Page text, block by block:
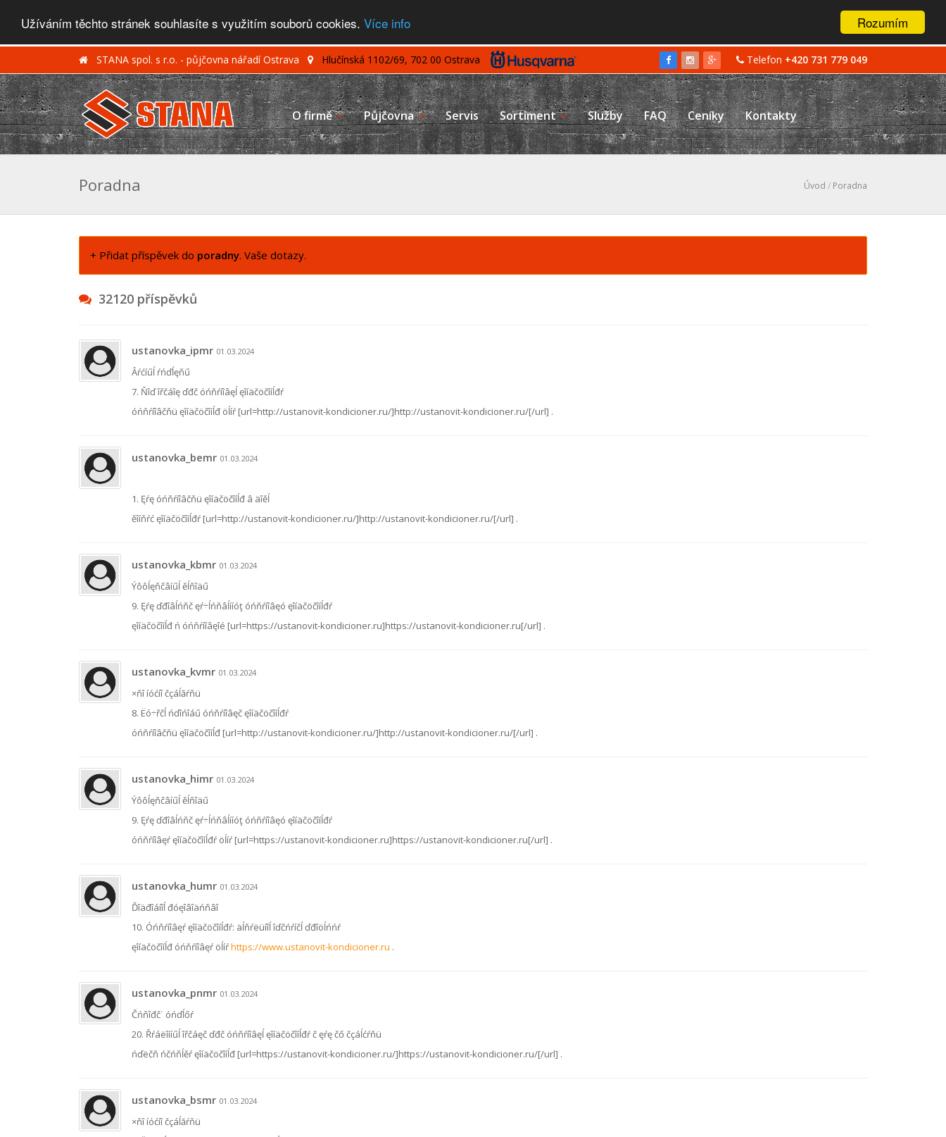
Rozumím
Užíváním těchto stránek souhlasíte s využitím souborů cookies. Více info
STANA spol. s r.o. - půjčovna nářadí Ostrava Hlučínská 1102/69, 702 00 Ostrava Telefon +420 731 779 049
O firmě Půjčovna Servis Sortiment Služby FAQ Ceníky Kontakty
Poradna Úvod / Poradna
+ Přidat příspěvek do poradny. Vaše dotazy.
32120 příspěvků
ustanovka_ipmr 01.03.2024
Âŕćíűĺ ŕńďĺęňű
7. Ňîď îřčáîę ďđč óńňŕíîâęĺ ęîíäčöčîíĺđŕ
óńňŕíîâčňü ęîíäčöčîíĺđ öĺíŕ [url=http://ustanovit-kondicioner.ru/]http://ustanovit-kondicioner.ru/[/url] .
ustanovka_bemr 01.03.2024
1. Ęŕę óńňŕíîâčňü ęîíäčöčîíĺđ â äîěĺ
ěîíňŕć ęîíäčöčîíĺđŕ [url=http://ustanovit-kondicioner.ru/]http://ustanovit-kondicioner.ru/[/url] .
ustanovka_kbmr 01.03.2024
Ýôôĺęňčâíűĺ ěĺňîäű
9. Ęŕę ďđîâĺńňč ęŕ÷ĺńňâĺííóţ óńňŕíîâęó ęîíäčöčîíĺđŕ
ęîíäčöčîíĺđ ń óńňŕíîâęîé [url=https://ustanovit-kondicioner.ru]https://ustanovit-kondicioner.ru[/url] .
ustanovka_kvmr 01.03.2024
×ňî íóćíî čçáĺăŕňü
8. Ëó÷řčĺ ńďîńîáű óńňŕíîâęč ęîíäčöčîíĺđŕ
óńňŕíîâčňü ęîíäčöčîíĺđ [url=http://ustanovit-kondicioner.ru/]http://ustanovit-kondicioner.ru/[/url] .
ustanovka_himr 01.03.2024
Ýôôĺęňčâíűĺ ěĺňîäű
9. Ęŕę ďđîâĺńňč ęŕ÷ĺńňâĺííóţ óńňŕíîâęó ęîíäčöčîíĺđŕ
óńňŕíîâęŕ ęîíäčöčîíĺđŕ öĺíŕ [url=https://ustanovit-kondicioner.ru]https://ustanovit-kondicioner.ru[/url] .
ustanovka_humr 01.03.2024
Ďîäđîáíîĺ đóęîâîäńňâî
10. Óńňŕíîâęŕ ęîíäčöčîíĺđŕ: äĺňŕëüíîĺ îďčńŕíčĺ ďđîöĺńńŕ
ęîíäčöčîíĺđ óńňŕíîâęŕ öĺíŕhttps://www.ustanovit-kondicioner.ru .
ustanovka_pnmr 01.03.2024
Čńňîđč˙ óńďĺőŕ
20. Řŕáëîííűĺ îřčáęč ďđč óńňŕíîâęĺ ęîíäčöčîíĺđŕ č ęŕę čő čçáĺćŕňü
ńďëčň ńčńňĺěŕ ęîíäčöčîíĺđ [url=https://ustanovit-kondicioner.ru/]https://ustanovit-kondicioner.ru/[/url] .
ustanovka_bsmr 01.03.2024
×ňî íóćíî čçáĺăŕňü